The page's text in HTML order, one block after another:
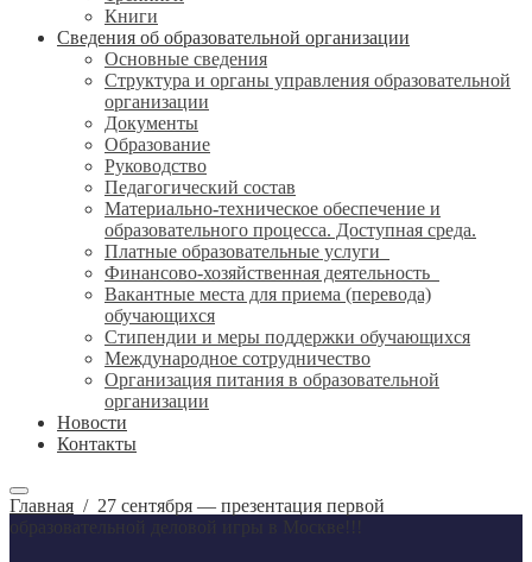
Книги
Сведения об образовательной организации
Основные сведения
Структура и органы управления образовательной
организации
Документы
Образование
Руководство
Педагогический состав
Материально-техническое обеспечение и
образовательного процесса. Доступная среда.
Платные образовательные услуги
Финансово-хозяйственная деятельность
Вакантные места для приема (перевода)
обучающихся
Стипендии и меры поддержки обучающихся
Международное сотрудничество
Организация питания в образовательной
организации
Новости
Контакты
Главная / 27 сентября — презентация первой